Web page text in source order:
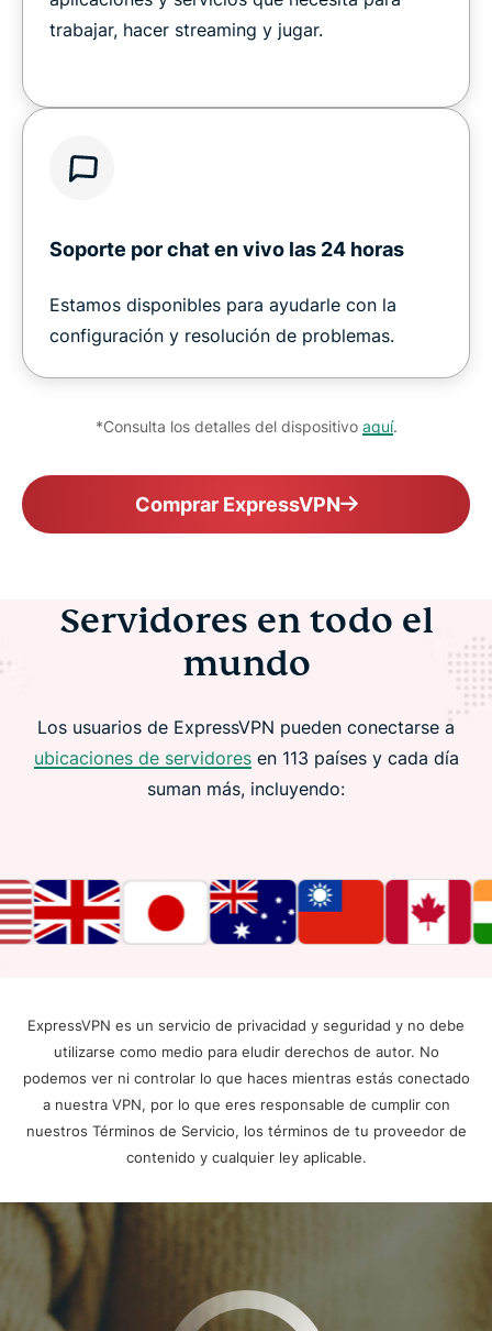
trabajar, hacer streaming y jugar.
Soporte por chat en vivo las 24 horas
Estamos disponibles para ayudarle con la
configuración y resolución de problemas.
*Consulta los detalles del dispositivo aquí.
Comprar ExpressVPN
Servidores en todo el
mundo
Los usuarios de ExpressVPN pueden conectarse a
ubicaciones de servidoresen 113 países y cada día
suman más, incluyendo:
ExpressVPN es un servicio de privacidad y seguridad y no debe
utilizarse como medio para eludir derechos de autor. No
podemos ver ni controlar lo que haces mientras estás conectado
a nuestra VPN, por lo que eres responsable de cumplir con
nuestros Términos de Servicio, los términos de tu proveedor de
contenido y cualquier ley aplicable.